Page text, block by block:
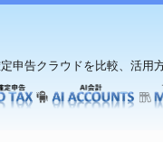
申告クラウドを比較、活用